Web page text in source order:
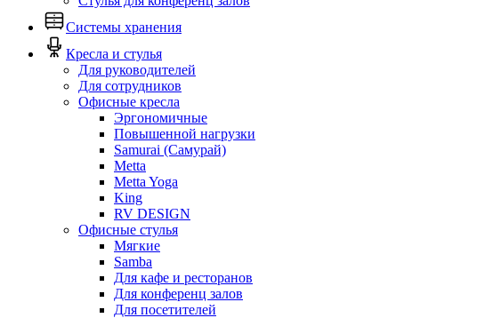
Системы хранения
Кресла и стулья
Для руководителей
Для сотрудников
Офисные кресла
Эргономичные
Повышенной нагрузки
Samurai (Самурай)
Metta
Metta Yoga
King
RV DESIGN
Офисные стулья
Мягкие
Samba
Для кафе и ресторанов
Для конференц залов
Для посетителей